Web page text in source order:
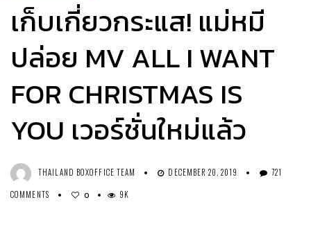
เก็บเกี่ยวกระแส! แม่หมี
ปล่อย MV ALL I WANT
FOR CHRISTMAS IS
YOU เวอร์ชั่นใหม่แล้ว
THAILAND BOXOFFICE TEAM DECEMBER 20, 2019
721
COMMENTS
0 9K